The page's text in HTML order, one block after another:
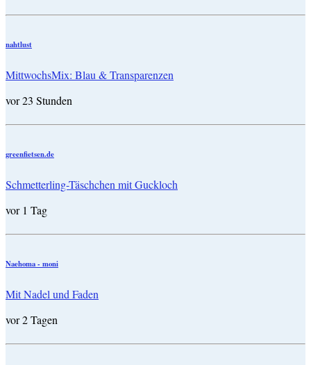
nahtlust
MittwochsMix: Blau & Transparenzen
vor 23 Stunden
greenfietsen.de
Schmetterling-Täschchen mit Guckloch
vor 1 Tag
Naehoma - moni
Mit Nadel und Faden
vor 2 Tagen